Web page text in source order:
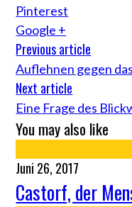
Pinterest
Google +
Previous article
Auflehnen gegen
Next article
Eine Frage des
You may also like
Juni 26, 2017
Castorf, der